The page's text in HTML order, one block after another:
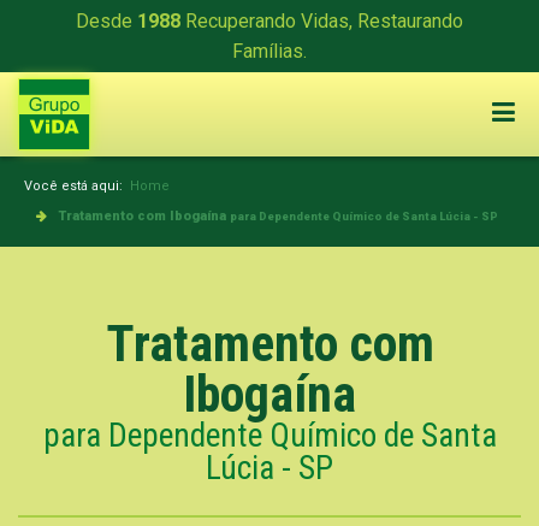
Desde 1988 Recuperando Vidas, Restaurando
Famílias.
Você está aqui: Home
Tratamento com Ibogaína para Dependente Químico de Santa Lúcia - SP
Tratamento com
Ibogaína
para Dependente Químico de Santa
Lúcia - SP